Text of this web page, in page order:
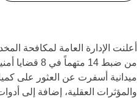
أعلنت الإدارة العامة لمكافحة
من ضبط 14
ميدانية أسفرت عن العثور على
والمؤثرات العقلية، إضافة إلى